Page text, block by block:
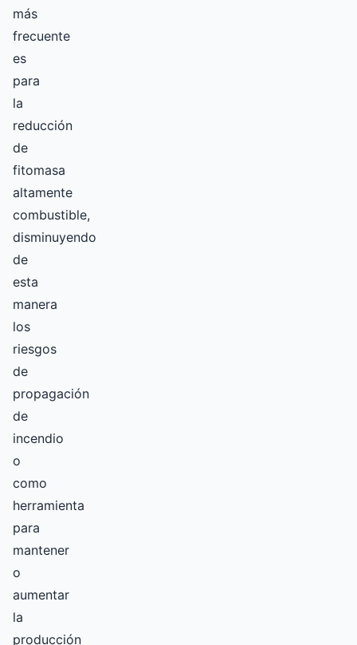
más
frecuente
es
para
la
reducción
de
fitomasa
altamente
combustible,
disminuyendo
de
esta
manera
los
riesgos
de
propagación
de
incendio
o
como
herramienta
para
mantener
o
aumentar
la
producción